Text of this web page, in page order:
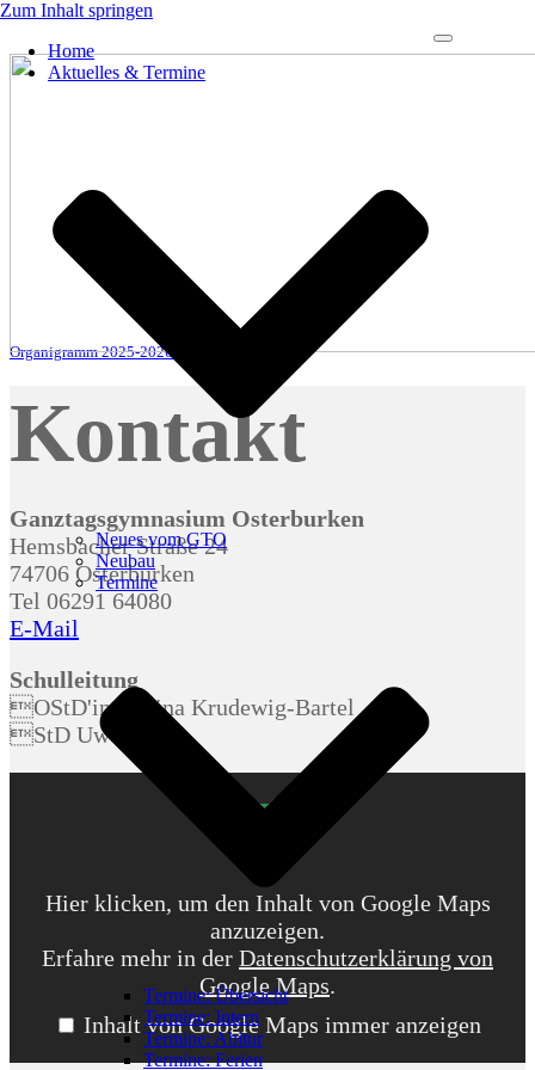
Zum Inhalt springen
Home
Aktuelles & Termine
Neues vom GTO
Neubau
Termine
Termine: Übersicht
Termine: Intern
Termine: Abitur
Termine: Ferien
Navigations-
Organigramm 2025-2026
Kontakt
Ganztagsgymnasium Osterburken
Hemsbacher Straße 24
74706 Osterburken
Tel 06291 64080
E-Mail
Schulleitung
OStD'in Regina Krudewig-Bartel
StD Uwe Rossa
Hier klicken, um den Inhalt von Google Maps
anzuzeigen.
Erfahre mehr in der Datenschutzerklärung von
Google Maps.
Inhalt von Google Maps immer anzeigen